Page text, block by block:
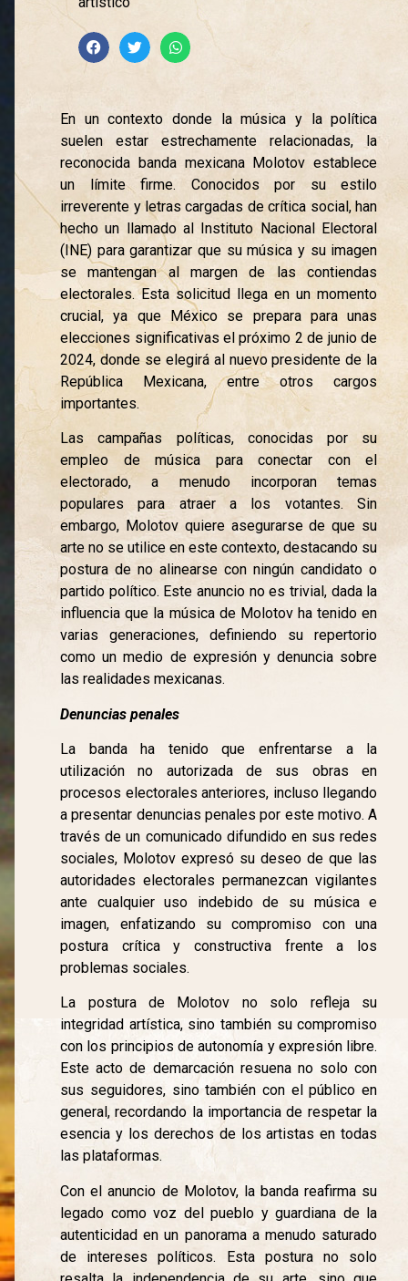
En un contexto donde la música y la política
suelen estar estrechamente relacionadas, la
reconocida banda mexicana Molotov establece
un límite firme. Conocidos por su estilo
irreverente y letras cargadas de crítica social, han
hecho un llamado al Instituto Nacional Electoral
(INE) para garantizar que su música y su imagen
se mantengan al margen de las contiendas
electorales. Esta solicitud llega en un momento
crucial, ya que México se prepara para unas
elecciones significativas el próximo 2 de junio de
2024, donde se elegirá al nuevo presidente de la
República Mexicana, entre otros cargos
importantes.
Las campañas políticas, conocidas por su
empleo de música para conectar con el
electorado, a menudo incorporan temas
populares para atraer a los votantes. Sin
embargo, Molotov quiere asegurarse de que su
arte no se utilice en este contexto, destacando su
postura de no alinearse con ningún candidato o
partido político. Este anuncio no es trivial, dada la
influencia que la música de Molotov ha tenido en
varias generaciones, definiendo su repertorio
como un medio de expresión y denuncia sobre
las realidades mexicanas.
Denuncias penales
La banda ha tenido que enfrentarse a la
utilización no autorizada de sus obras en
procesos electorales anteriores, incluso llegando
a presentar denuncias penales por este motivo. A
través de un comunicado difundido en sus redes
sociales, Molotov expresó su deseo de que las
autoridades electorales permanezcan vigilantes
ante cualquier uso indebido de su música e
imagen, enfatizando su compromiso con una
postura crítica y constructiva frente a los
problemas sociales.
La postura de Molotov no solo refleja su
integridad artística, sino también su compromiso
con los principios de autonomía y expresión libre.
Este acto de demarcación resuena no solo con
sus seguidores, sino también con el público en
general, recordando la importancia de respetar la
esencia y los derechos de los artistas en todas
las plataformas.
Con el anuncio de Molotov, la banda reafirma su
legado como voz del pueblo y guardiana de la
autenticidad en un panorama a menudo saturado
de intereses políticos. Esta postura no solo